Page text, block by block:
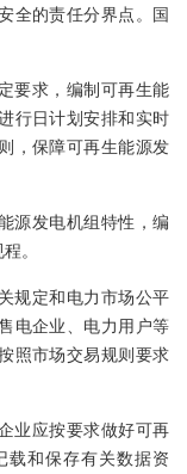
全的责任分界点。国
要求，编制可再生能
行日计划安排和实时
，保障可再生能源发
源发电机组特性，编
。
规定和电力市场公平
电企业、电力用户等
照市场交易规则要求
业应按要求做好可再
载和保存有关数据资